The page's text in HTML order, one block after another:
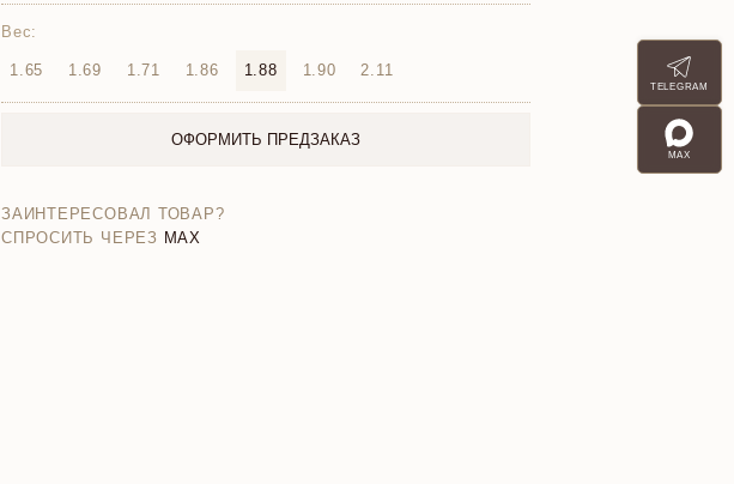
Вес:
1.65 1.69 1.71 1.86 1.88 1.90 2.11
ОФОРМИТЬ ПРЕДЗАКАЗ
ЗАИНТЕРЕСОВАЛ ТОВАР?
СПРОСИТЬ ЧЕРЕЗ MAX
TELEGRAM
MAX